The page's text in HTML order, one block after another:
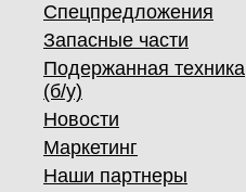
Спецпредложения
Запасные части
Подержанная техника
(б/у)
Новости
Маркетинг
Наши партнеры